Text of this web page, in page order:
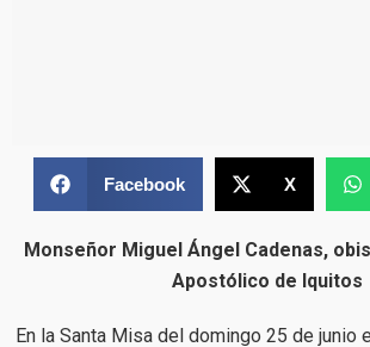
Facebook X
Monseñor Miguel Ángel Cadenas,
Apostólico de Iquitos
En la Santa Misa del domingo 25 de junio